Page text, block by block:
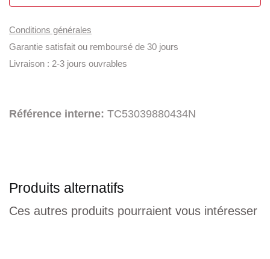
Conditions générales
Garantie satisfait ou remboursé de 30 jours
Livraison : 2-3 jours ouvrables
Référence interne: TC53039880434N
Produits alternatifs
Ces autres produits pourraient vous intéresser